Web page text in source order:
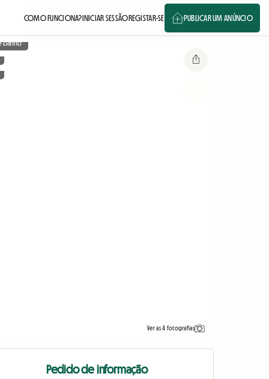
COMO FUNCIONA?INICIAR SESSÃOREGISTAR-SE PUBLICAR UM ANÚNCIO
banho
Ver as 4 fotografias
Pedido de informação